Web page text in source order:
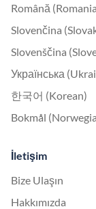
Română
Slovenčina
Slovenščina
Українська
한국어 (Korean)
Bokmål
İletişim
Bize Ulaşın
Hakkımızda